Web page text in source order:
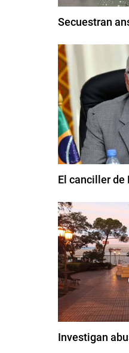
Secuestran
El canciller
Investigan